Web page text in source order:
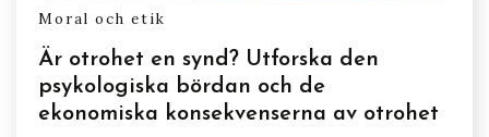
Moral och etik
Är otrohet en synd? Utforska den
psykologiska bördan och de
ekonomiska konsekvenserna av otrohet